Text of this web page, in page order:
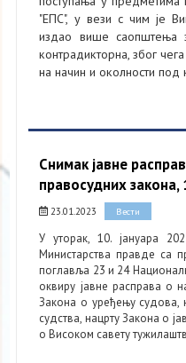
"ЕПС", у вези с чим је
издао више саопштења
контрадикторна, због
на начин и околности под
Снимак јавне
правосудних закона,
23.01.2023 Вести
У уторак, 10. јануара
Министарства правде са
поглавља 23 и 24
оквиру јавне расправа о
Закона о уређењу судова,
судства, нацрту Закона о
о Високом савету